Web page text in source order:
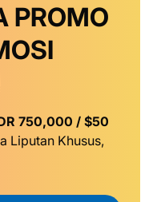
PROMO
750,000 / $50
Liputan Khusus,